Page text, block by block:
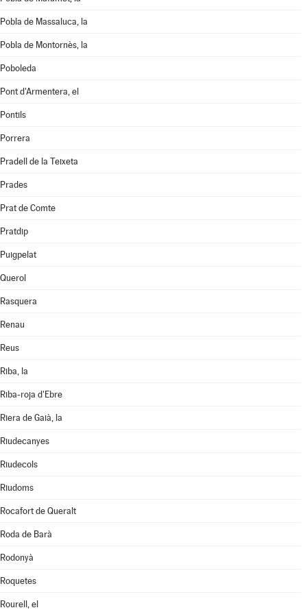
Pobla de Massaluca, la
Pobla de Montornès, la
Poboleda
Pont d'Armentera, el
Pontils
Porrera
Pradell de la Teixeta
Prades
Prat de Comte
Pratdip
Puigpelat
Querol
Rasquera
Renau
Reus
Riba, la
Riba-roja d'Ebre
Riera de Gaià, la
Riudecanyes
Riudecols
Riudoms
Rocafort de Queralt
Roda de Barà
Rodonyà
Roquetes
Rourell, el